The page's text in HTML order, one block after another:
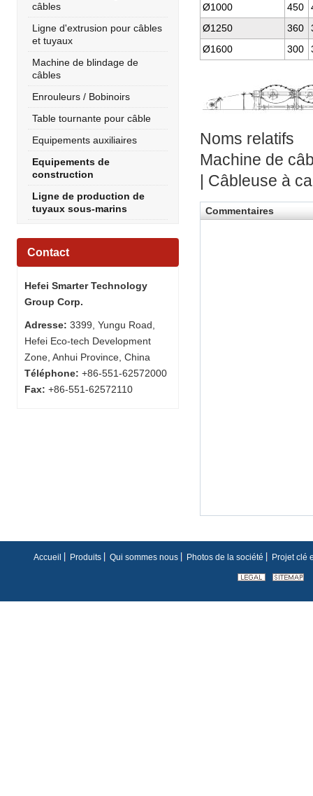
câbles
Ligne d'extrusion pour câbles
et tuyaux
Machine de blindage de
câbles
Enrouleurs / Bobinoirs
Table tournante pour câble
Equipements auxiliaires
Equipements de
construction
Ligne de production de
tuyaux sous-marins
Contact
Hefei Smarter Technology
Group Corp.
Adresse: 3399, Yungu Road,
Hefei Eco-tech Development
Zone, Anhui Province, China
Téléphone: +86-551-62572000
Fax: +86-551-62572110
Ø1000
450
Ø1250
360
Ø1600
300
Noms relatifs
Machine de
| Câbleuse à
Commentaires
Accueil Produits Qui sommes nous Photos de la société Projet clé